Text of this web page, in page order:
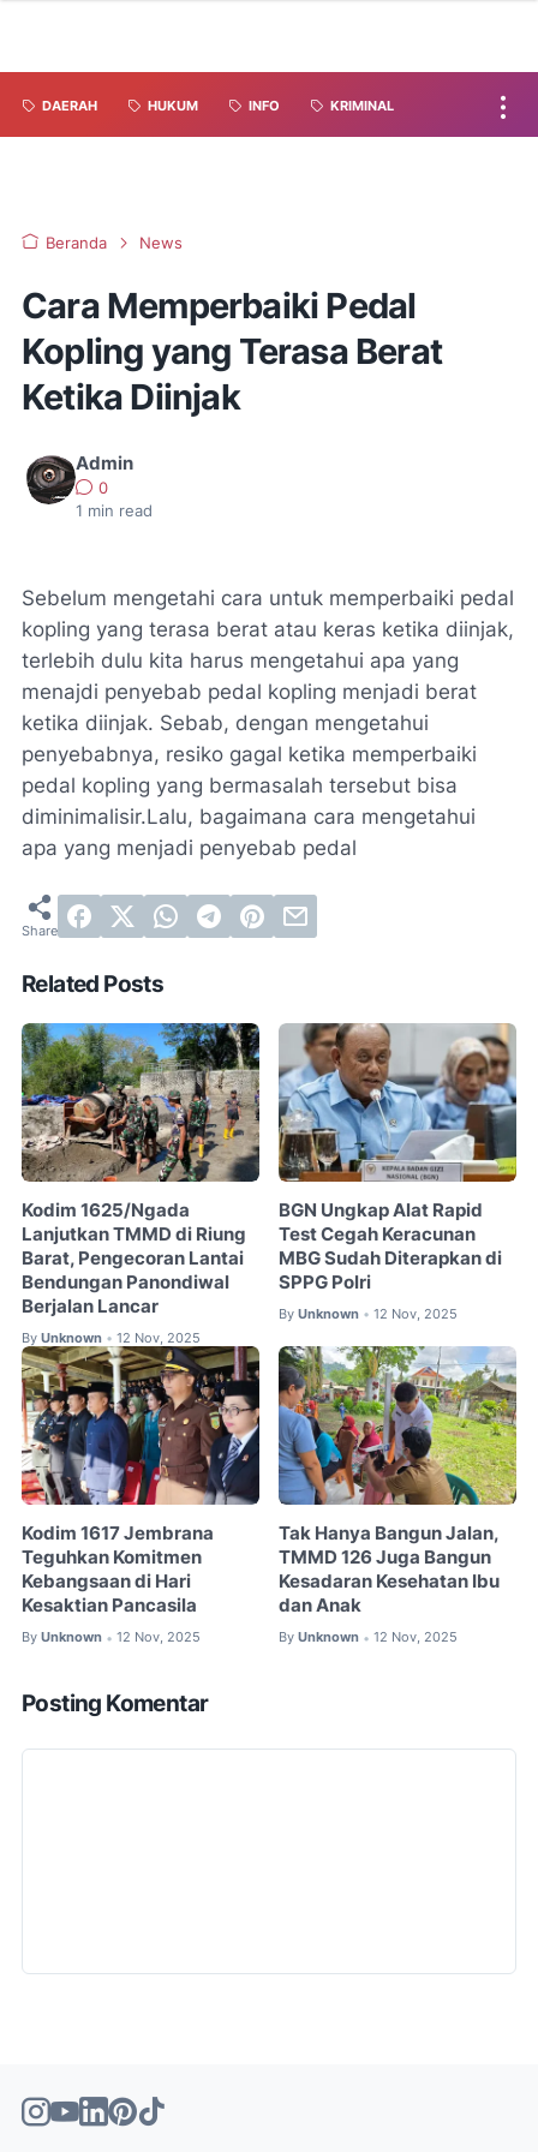
DAERAH HUKUM INFO KRIMINAL
Beranda News
Cara Memperbaiki Pedal
Kopling yang Terasa Berat
Ketika Diinjak
Admin
0
1 min read
Sebelum mengetahi cara untuk memperbaiki pedal
kopling yang terasa berat atau keras ketika diinjak,
terlebih dulu kita harus mengetahui apa yang
menajdi penyebab pedal kopling menjadi berat
ketika diinjak. Sebab, dengan mengetahui
penyebabnya, resiko gagal ketika memperbaiki
pedal kopling yang bermasalah tersebut bisa
diminimalisir.Lalu, bagaimana cara mengetahui
apa yang menjadi penyebab pedal
Related Posts
Kodim 1625/Ngada
Lanjutkan TMMD di Riung
Barat, Pengecoran Lantai
Bendungan Panondiwal
Berjalan Lancar
By Unknown • 12 Nov, 2025
BGN Ungkap Alat Rapid
Test Cegah Keracunan
MBG Sudah Diterapkan di
SPPG Polri
By Unknown • 12 Nov, 2025
Kodim 1617 Jembrana
Teguhkan Komitmen
Kebangsaan di Hari
Kesaktian Pancasila
By Unknown • 12 Nov, 2025
Tak Hanya Bangun Jalan,
TMMD 126 Juga Bangun
Kesadaran Kesehatan Ibu
dan Anak
By Unknown • 12 Nov, 2025
Posting Komentar